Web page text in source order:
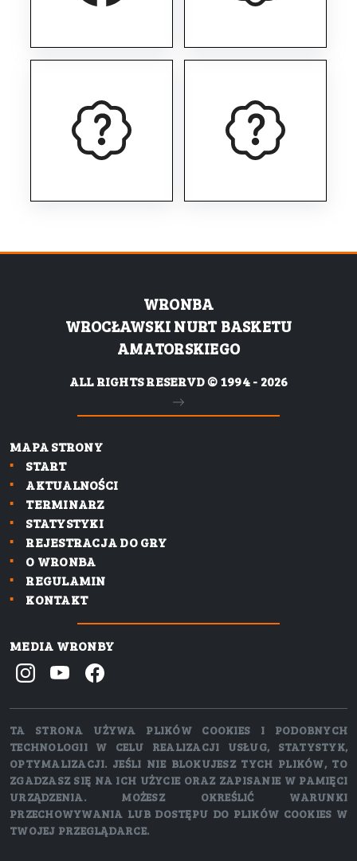
WRONBA
WROCŁAWSKI NURT BASKETU
AMATORSKIEGO
ALL RIGHTS RESERVD © 1994 - 2026
MAPA STRONY
START
AKTUALNOŚCI
TERMINARZ
STATYSTYKI
REJESTRACJA DO GRY
O WRONBA
REGULAMIN
KONTAKT
MEDIA WRONBY
TA STRONA UŻYWA PLIKÓW COOKIES I PODOBNYCH
TECHNOLOGII W CELU REALIZACJI USŁUG, STATYSTYK,
OPTYMALIZACJI. JEŚLI NIE BLOKUJESZ TYCH PLIKÓW, TO
ZGADZASZ SIĘ NA ICH UŻYCIE ORAZ ZAPISANIE W PAMIĘCI
URZĄDZENIA. MOŻESZ OKREŚLIĆ WARUNKI
PRZECHOWYWANIA LUB DOSTĘPU DO PLIKÓW COOKIES W
TWOJEJ PRZEGLĄDARCE.